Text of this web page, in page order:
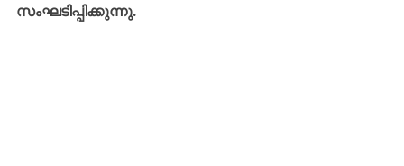
സംഘടിപ്പിക്കുന്നു.